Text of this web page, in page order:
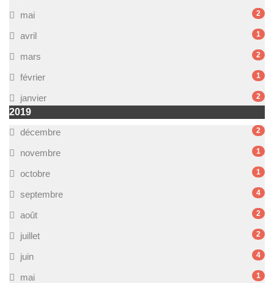
mai 2
avril 1
mars 2
février 1
janvier 2
2019
décembre
2
novembre 1
octobre 1
septembre 4
août 2
juillet 2
juin 4
mai 1